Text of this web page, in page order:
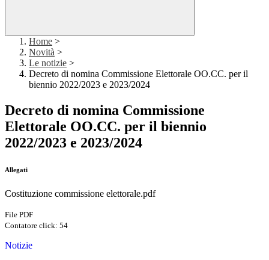
Home >
Novità >
Le notizie >
Decreto di nomina Commissione Elettorale OO.CC. per il
biennio 2022/2023 e 2023/2024
Decreto di nomina Commissione
Elettorale OO.CC. per il biennio
2022/2023 e 2023/2024
Allegati
Costituzione commissione elettorale.pdf
File PDF
Contatore click: 54
Notizie